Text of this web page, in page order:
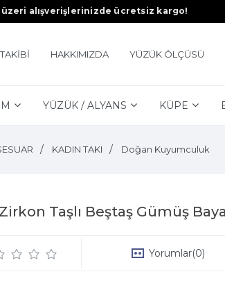
üzeri alışverişlerinizde ücretsiz kargo!
HAKKIMIZDA YÜZÜK ÖLÇÜSÜ
YÜZÜK / ALYANS KÜPE
KADIN TAKI Doğan Kuyumculuk
Taşlı Beştaş Gümüş
Yorumlar(0)